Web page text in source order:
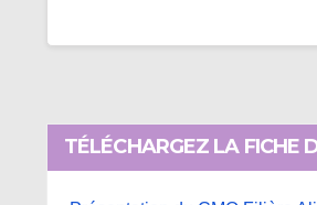
TÉLÉCHARGEZ LA FICHE